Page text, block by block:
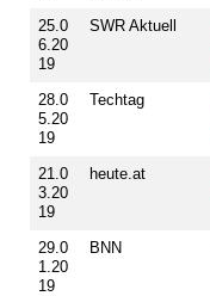
25.0
6.20
19
SWR Aktuell
28.0
5.20
19
Techtag
21.0
3.20
19
heute.at
29.0
1.20
19
BNN